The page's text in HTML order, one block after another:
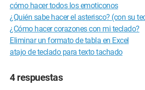
cómo hacer todos los emoticonos
¿Quién sabe hacer el asterisco? (con su
¿Cómo hacer corazones con mi teclado?
Eliminar un formato de tabla en Excel
atajo de teclado para texto tachado
4 respuestas